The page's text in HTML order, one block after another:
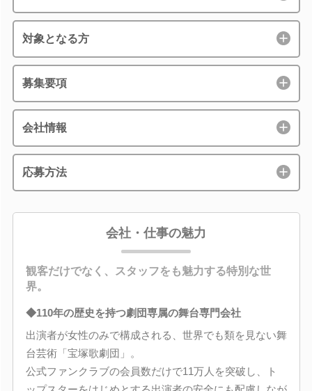
対象となる方
募集要項
会社情報
応募方法
会社・仕事の魅力
観客だけでなく、スタッフをも魅力する特別な世
界。
◆110年の歴史を持つ劇団専属の舞台専門会社
出演者が女性のみで構成される、世界でも類を見ない舞
台芸術「宝塚歌劇団」。
公式ファンクラブの会員数だけで11万人を突破し、ト